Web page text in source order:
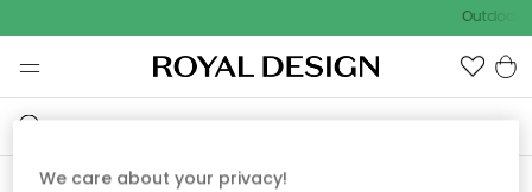
Outdoor
We care about your privacy!